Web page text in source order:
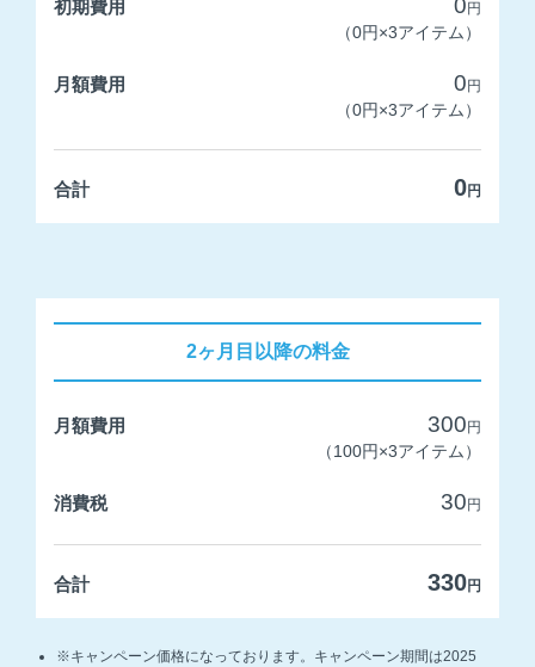
初期費用 0円
（0円×3アイテム）
月額費用 0円
（0円×3アイテム）
合計 0円
2ヶ月目以降の料金
月額費用 300円
（100円×3アイテム）
消費税 30円
合計 330円
※キャンペーン価格になっております。キャンペーン期間は2025